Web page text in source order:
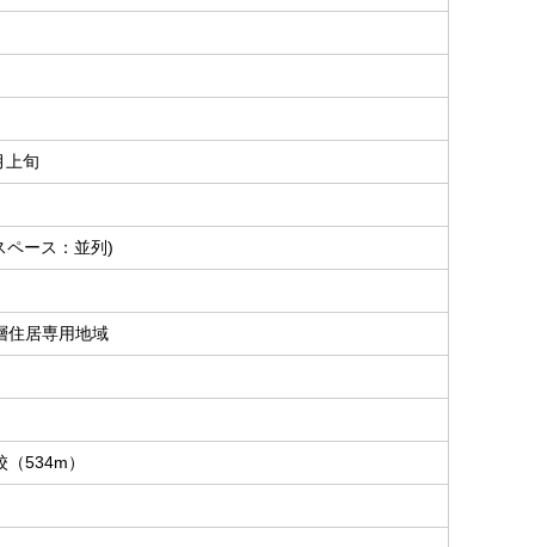
上旬
ペース：並列)
住居専用地域
534m）